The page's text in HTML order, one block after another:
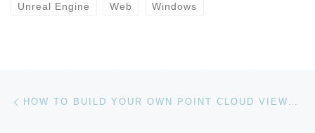
Unreal Engine Web Windows
Beitragsnavigation HOW TO BUILD YOUR OWN POINT CLOUD VIEWER WITH RUST AND MACROQUAD